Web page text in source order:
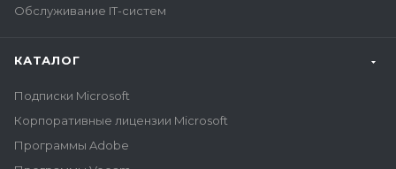
Обслуживание IT-систем
КАТАЛОГ
Подписки Microsoft
Корпоративные лицензии Microsoft
Программы Adobe